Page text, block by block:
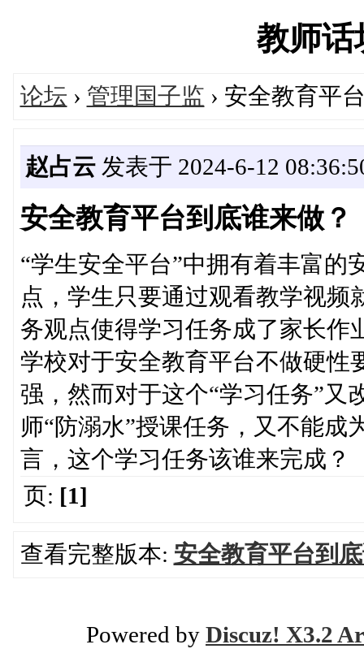
教师话
论坛 › 管理国子监 › 安全教育平
赵占云发表于 2024-6-12
安全教育平台到底谁来做？
“学生安全平台”中拥有着丰富的
点，学生只要通过观看教学视
务观点使得学习任务成了家长作
学校对于安全教育平台不做硬性
强，然而对于这个“学习任务”又
师“防溺水”授课任务，又不能成
言，这个学习任务该谁来完成？
页: [1]
查看完整版本: 安全教育平台到
Powered by Discuz! X3.2